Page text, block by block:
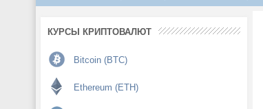
КУРСЫ КРИПТОВАЛЮТ
Bitcoin (BTC)
Ethereum (ETH)